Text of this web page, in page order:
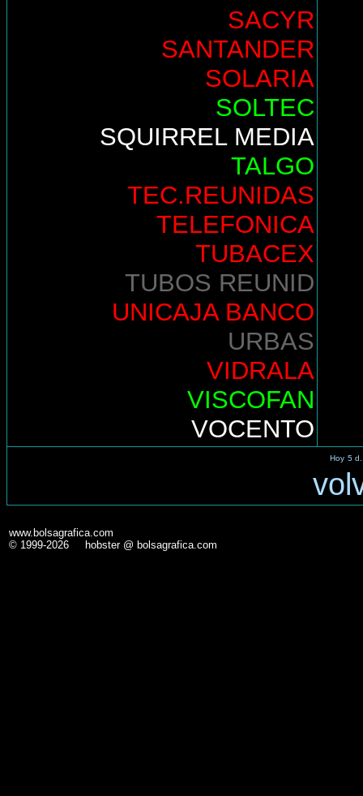
SACYR
SANTANDER
SOLARIA
SOLTEC
SQUIRREL MEDIA
TALGO
TEC.REUNIDAS
TELEFONICA
TUBACEX
TUBOS REUNID
UNICAJA BANCO
URBAS
VIDRALA
VISCOFAN
VOCENTO
Hoy 5 d.
www.bolsagrafica.com
© 1999-2026 hobster @ bolsagrafica.com